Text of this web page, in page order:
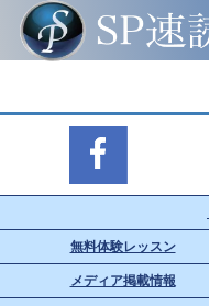
無料体験レッスン
メディア掲載情報